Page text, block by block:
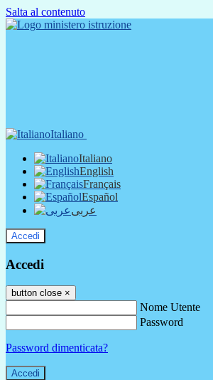
Salta al contenuto
Italiano
Italiano
English
Français
Español
عربى
Accedi
Accedi
button close ×
Nome Utente
Password
Password dimenticata?